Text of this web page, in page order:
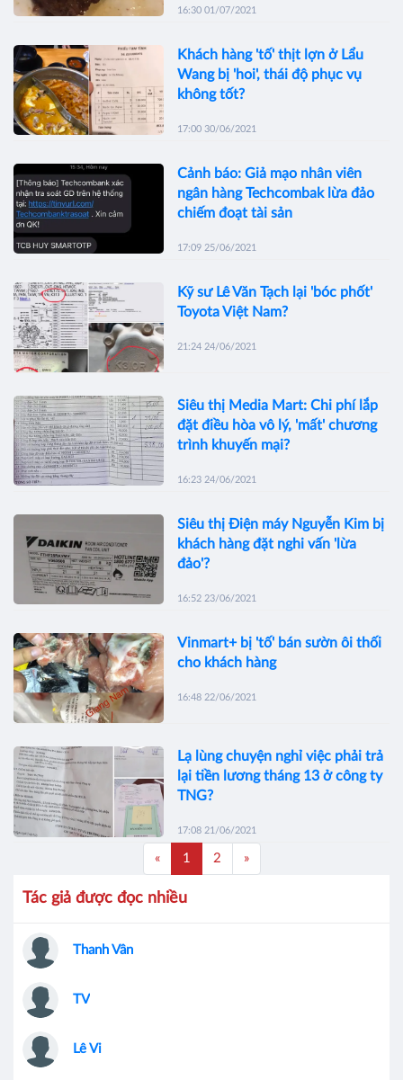
16:30 01/07/2021
Khách hàng 'tố' thịt lợn ở Lẩu
Wang bị 'hoi', thái độ phục vụ
không tốt?
17:00 30/06/2021
Cảnh báo: Giả mạo nhân viên
ngân hàng Techcombak lừa đảo
chiếm đoạt tài sản
17:09 25/06/2021
Kỹ sư Lê Văn Tạch lại 'bóc phốt'
Toyota Việt Nam?
21:24 24/06/2021
Siêu thị Media Mart: Chi phí lắp
đặt điều hòa vô lý, 'mất' chương
trình khuyến mại?
16:23 24/06/2021
Siêu thị Điện máy Nguyễn Kim bị
khách hàng đặt nghi vấn 'lừa
đảo'?
16:52 23/06/2021
Vinmart+ bị 'tố' bán sườn ôi thối
cho khách hàng
16:48 22/06/2021
Lạ lùng chuyện nghỉ việc phải trả
lại tiền lương tháng 13 ở công ty
TNG?
17:08 21/06/2021
« 1 2 »
Tác giả được đọc nhiều
Thanh Vân
TV
Lê Vi